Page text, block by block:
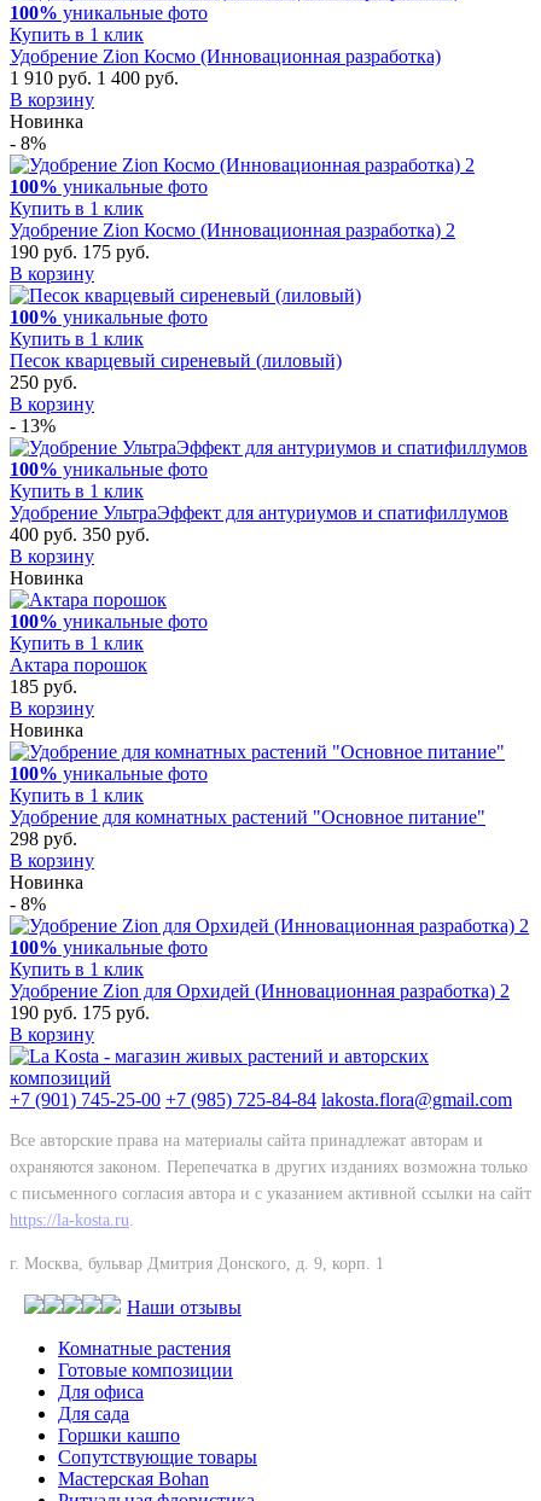
100% уникальные фото
Купить в 1 клик
Удобрение Zion Космо (Инновационная разработка)
1 910 руб. 1 400 руб.
В корзину
Новинка
- 8%
100% уникальные фото
Купить в 1 клик
Удобрение Zion Космо (Инновационная разработка) 2
190 руб. 175 руб.
В корзину
100% уникальные фото
Купить в 1 клик
Песок кварцевый сиреневый (лиловый)
250 руб.
В корзину
- 13%
100% уникальные фото
Купить в 1 клик
Удобрение УльтраЭффект для антуриумов и спатифиллумов
400 руб. 350 руб.
В корзину
Новинка
100% уникальные фото
Купить в 1 клик
Актара порошок
185 руб.
В корзину
Новинка
100% уникальные фото
Купить в 1 клик
Удобрение для комнатных растений "Основное питание"
298 руб.
В корзину
Новинка
- 8%
100% уникальные фото
Купить в 1 клик
Удобрение Zion для Орхидей (Инновационная разработка) 2
190 руб. 175 руб.
В корзину
+7 (901) 745-25-00 +7 (985) 725-84-84 lakosta.flora@gmail.com
Все авторские права на материалы сайта принадлежат авторам и
охраняются законом. Перепечатка в других изданиях возможна только
с письменного согласия автора и с указанием активной ссылки на сайт
https://la-kosta.ru
г. Москва, бульвар Дмитрия Донского, д. 9, корп. 1
Наши отзывы
Комнатные растения
Готовые композиции
Для офиса
Для сада
Горшки кашпо
Сопутствующие товары
Мастерская Bohan